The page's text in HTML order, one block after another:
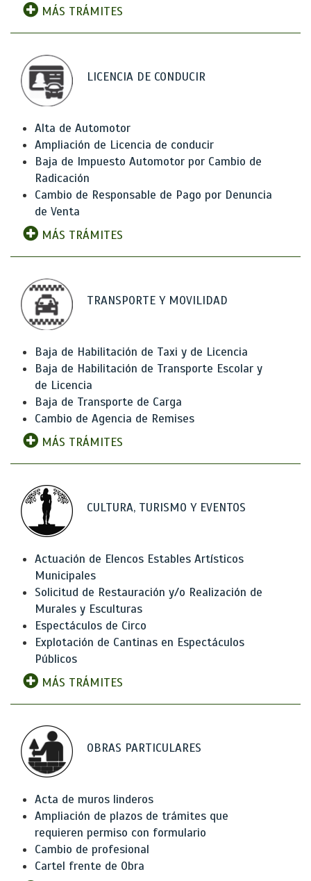
MÁS TRÁMITES
LICENCIA DE CONDUCIR
Alta de Automotor
Ampliación de Licencia de conducir
Baja de Impuesto Automotor por Cambio de
Radicación
Cambio de Responsable de Pago por Denuncia
de Venta
MÁS TRÁMITES
TRANSPORTE Y MOVILIDAD
Baja de Habilitación de Taxi y de Licencia
Baja de Habilitación de Transporte Escolar y
de Licencia
Baja de Transporte de Carga
Cambio de Agencia de Remises
MÁS TRÁMITES
CULTURA, TURISMO Y EVENTOS
Actuación de Elencos Estables Artísticos
Municipales
Solicitud de Restauración y/o Realización de
Murales y Esculturas
Espectáculos de Circo
Explotación de Cantinas en Espectáculos
Públicos
MÁS TRÁMITES
OBRAS PARTICULARES
Acta de muros linderos
Ampliación de plazos de trámites que
requieren permiso con formulario
Cambio de profesional
Cartel frente de Obra